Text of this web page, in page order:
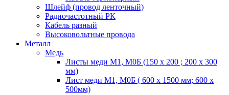
Шлейф (провод ленточный)
Радиочастотный РК
Кабель разный
Высоковольтные провода
Металл
Медь
Листы меди М1, М0Б (150 х 200 ; 200 х 300
мм)
Лист меди М1, М0Б ( 600 х 1500 мм; 600 х
500мм)